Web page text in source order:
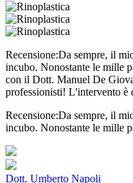
Recensione:Da sempre, il
incubo. Nonostante le mille
con il Dott. Manuel De
professionisti! L'intervento è
Recensione:Da sempre, il
incubo. Nonostante le mille
Dott. Umberto Napoli